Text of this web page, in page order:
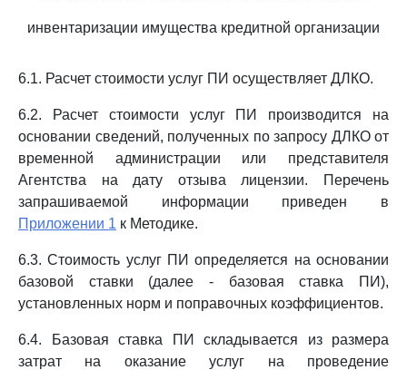
инвентаризации имущества кредитной организации
6.1. Расчет стоимости услуг ПИ осуществляет ДЛКО.
6.2. Расчет стоимости услуг ПИ производится на
основании сведений, полученных по запросу ДЛКО от
временной администрации или представителя
Агентства на дату отзыва лицензии. Перечень
запрашиваемой информации приведен в
Приложении 1 к Методике.
6.3. Стоимость услуг ПИ определяется на основании
базовой ставки (далее - базовая ставка ПИ),
установленных норм и поправочных коэффициентов.
6.4. Базовая ставка ПИ складывается из размера
затрат на оказание услуг на проведение